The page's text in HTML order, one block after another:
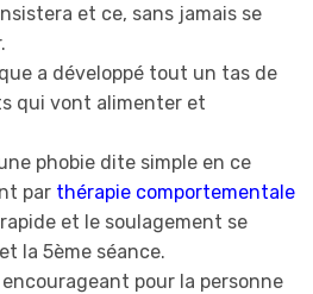
et ce, sans jamais se
a développé tout un tas de
qui vont alimenter et
phobie dite simple en ce
par thérapie comportementale
et le soulagement se
la 5ème séance.
pour la personne